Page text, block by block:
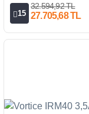
15
32.594,92 TL
27.705,68 TL